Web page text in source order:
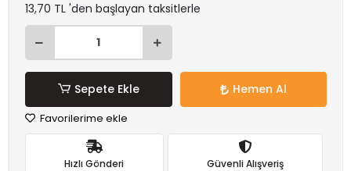
13,70 TL 'den başlayan taksitlerle
Sepete Ekle Hemen Al
Favorilerime ekle
Hızlı Gönderi Güvenli Alışveriş